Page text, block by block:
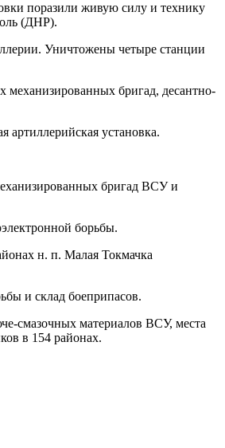
поразили живую силу и технику
(ДНР).
Уничтожены четыре станции
механизированных бригад, десантно-
установка.
бригад ВСУ и
борьбы.
н. п. Малая Токмачка
и склад боеприпасов.
смазочных материалов ВСУ, места
в 154 районах.